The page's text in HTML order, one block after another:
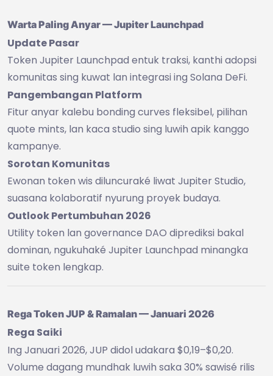
Warta Paling Anyar — Jupiter Launchpad
Update Pasar
Token Jupiter Launchpad entuk traksi, kanthi adopsi
komunitas sing kuwat lan integrasi ing Solana DeFi.
Pangembangan Platform
Fitur anyar kalebu bonding curves fleksibel, pilihan
quote mints, lan kaca studio sing luwih apik kanggo
kampanye.
Sorotan Komunitas
Ewonan token wis diluncuraké liwat Jupiter Studio,
suasana kolaboratif nyurung proyek budaya.
Outlook Pertumbuhan 2026
Utility token lan governance DAO diprediksi bakal
dominan, ngukuhaké Jupiter Launchpad minangka
suite token lengkap.
Rega Token JUP & Ramalan — Januari 2026
Rega Saiki
Ing Januari 2026, JUP didol udakara $0,19–$0,20.
Volume dagang mundhak luwih saka 30% sawisé rilis